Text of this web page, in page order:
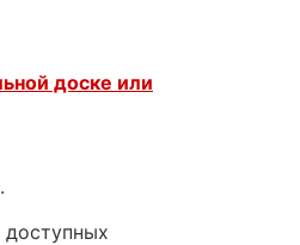
доске или
доступных